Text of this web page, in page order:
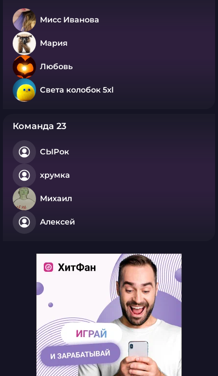
Мисс Иванова
Мария
Любовь
Света колобок 5xl
Команда 23
СЫРок
хрумка
Михаил
Алексей